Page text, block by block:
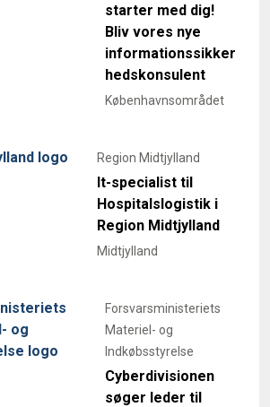
starter med dig!
Bliv vores nye
informationssikker
hedskonsulent
Københavnsområdet
Region Midtjylland
It-specialist til
Hospitalslogistik i
Region Midtjylland
Midtjylland
Forsvarsministeriets
Materiel- og
Indkøbsstyrelse
Cyberdivisionen
søger leder til